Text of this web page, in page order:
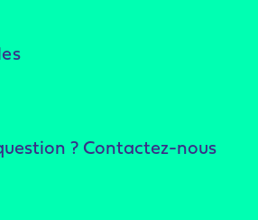
? Contactez-nous